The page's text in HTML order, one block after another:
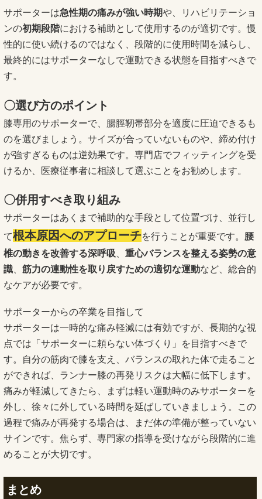
サポーターは急性期の痛みが強い時期や、リハビリテーショ
ンの初期段階における補助として使用するのが適切です。慢
性的に使い続けるのではなく、段階的に使用時間を減らし、
最終的にはサポーターなしで運動できる状態を目指すべきで
す。
〇選び方のポイント
膝専用のサポーターで、腸脛靭帯部分を適度に圧迫できるも
のを選びましょう。サイズが合っていないものや、締め付け
が強すぎるものは逆効果です。専門店でフィッティングを受
けるか、医療従事者に相談して選ぶことをお勧めします。
〇併用すべき取り組み
サポーターはあくまで補助的な手段として位置づけ、並行し
て根本原因へのアプローチを行うことが重要です。 腰
椎の動きを改善する深呼吸
重心バランスを整える姿勢の意
識
筋力の連動性を取り戻すための適切な運動など、総合的
なケアが必要です。
サポーターからの卒業を目指して
サポーターは一時的な痛み軽減には有効ですが、長期的な視
点では「サポーターに頼らない体づくり」を目指すべきで
す。自分の筋肉で膝を支え、バランスの取れた体で走ること
ができれば、ランナー膝の再発リスクは大幅に低下します。
痛みが軽減してきたら、まずは軽い運動時のみサポーターを
外し、徐々に外している時間を延ばしていきましょう。この
過程で痛みが再発する場合は、まだ体の準備が整っていない
サインです。焦らず、専門家の指導を受けながら段階的に進
めることが大切です。
まとめ